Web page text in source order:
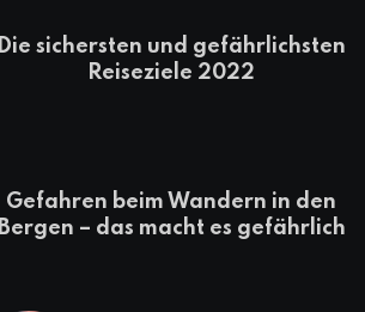
Die sichersten und gefährlichsten
Reiseziele 2022
Gefahren beim Wandern in den
Bergen – das macht es gefährlich